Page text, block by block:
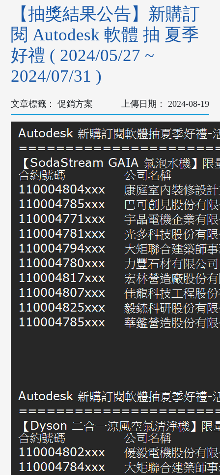
【抽獎結果公告】新購訂
閱 Autodesk 軟體 抽 夏季
好禮 ( 2024/05/27 ~
2024/07/31 )
促銷方案 2024-08-19